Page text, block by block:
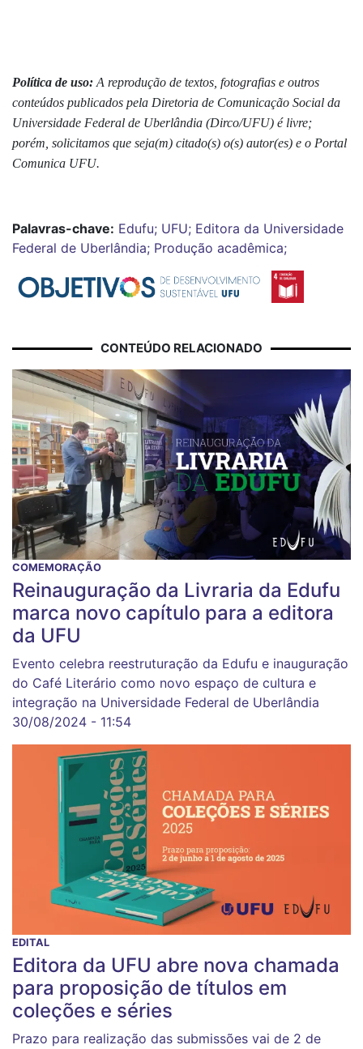
Política de uso: A reprodução de textos, fotografias e outros
conteúdos publicados pela Diretoria de Comunicação Social da
Universidade Federal de Uberlândia (Dirco/UFU) é livre;
porém, solicitamos que seja(m) citado(s) o(s) autor(es) e o Portal
Comunica UFU.
Palavras-chave: Edufu; UFU; Editora da Universidade
Federal de Uberlândia; Produção acadêmica;
CONTEÚDO RELACIONADO
COMEMORAÇÃO
Reinauguração da Livraria da Edufu
marca novo capítulo para a editora
da UFU
Evento celebra reestruturação da Edufu e inauguração
do Café Literário como novo espaço de cultura e
integração na Universidade Federal de Uberlândia
30/08/2024 - 11:54
EDITAL
Editora da UFU abre nova chamada
para proposição de títulos em
coleções e séries
Prazo para realização das submissões vai de 2 de